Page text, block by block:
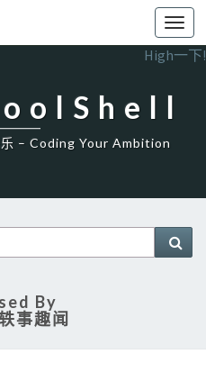
High一下!
– Coding Your Ambition
By
事趣闻